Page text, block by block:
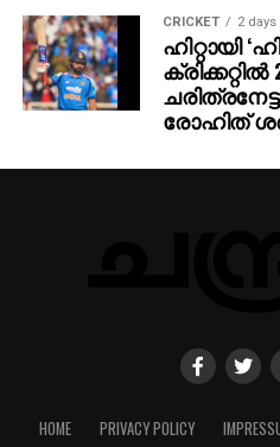
CRICKET 2 days
ഹിറ്റായി
രോഹിത്
HOME PRIVACY POLICY